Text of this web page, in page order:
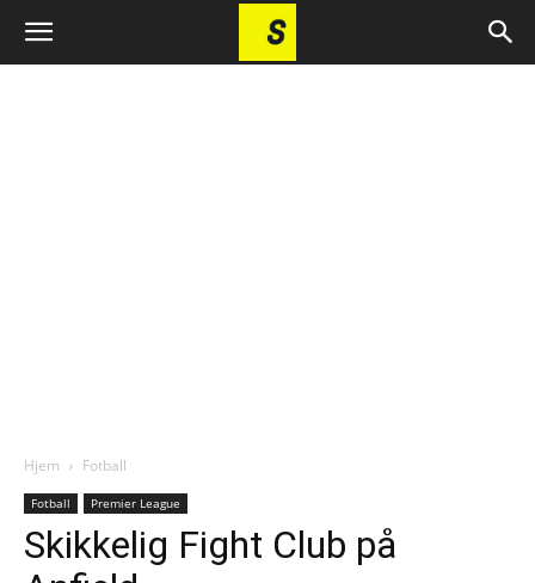
Hjem Fotball
Fotball Premier League
Skikkelig Fight Club på